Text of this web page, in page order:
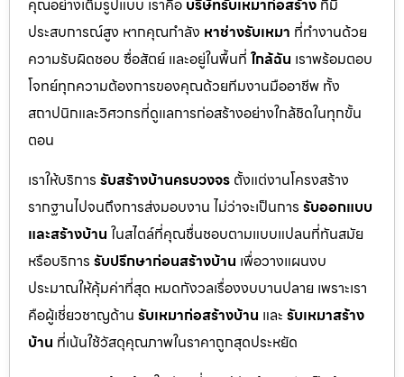
คุณอย่างเต็มรูปแบบ เราคือ บริษัทรับเหมาก่อสร้าง ที่มี
ประสบการณ์สูง หากคุณกำลัง หาช่างรับเหมา ที่ทำงานด้วย
ความรับผิดชอบ ซื่อสัตย์ และอยู่ในพื้นที่ ใกล้ฉัน เราพร้อมตอบ
โจทย์ทุกความต้องการของคุณด้วยทีมงานมืออาชีพ ทั้ง
สถาปนิกและวิศวกรที่ดูแลการก่อสร้างอย่างใกล้ชิดในทุกขั้น
ตอน
เราให้บริการ รับสร้างบ้านครบวงจร ตั้งแต่งานโครงสร้าง
รากฐานไปจนถึงการส่งมอบงาน ไม่ว่าจะเป็นการ รับออกแบบ
และสร้างบ้าน ในสไตล์ที่คุณชื่นชอบตามแบบแปลนที่ทันสมัย
หรือบริการ รับปรึกษาก่อนสร้างบ้าน เพื่อวางแผนงบ
ประมาณให้คุ้มค่าที่สุด หมดกังวลเรื่องงบบานปลาย เพราะเรา
คือผู้เชี่ยวชาญด้าน รับเหมาก่อสร้างบ้าน และ รับเหมาสร้าง
บ้าน ที่เน้นใช้วัสดุคุณภาพในราคาถูกสุดประหยัด